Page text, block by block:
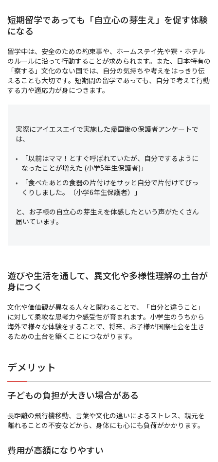
短期留学であっても「自立心の芽生え」を促す体験
になる
留学中は、安全のための約束事や、ホームステイ先や寮・ホテル
のルールに沿って行動することが求められます。また、日本特有の
「察する」文化のない国では、自分の気持ちや考えをはっきり伝
えることも大切です。短期間の留学であっても、自分で考えて行動
する力や適応力が身につきます。
実際にアイエスエイで実施した帰国後の保護者アンケートで
は、
「以前はママ！とすぐ呼ばれていたが、自分でするように
なったことが増えた (小学5年生保護者) 」
「食べたあとの食器の片付けをサッと自分で片付けてびっ
くりしました。（小学6年生保護者）」
と、お子様の自立心の芽生えを体感したという声がたくさん
届いています。
遊びや生活を通して、異文化や多様性理解の土台が
身につく
文化や価値観が異なる人々と関わることで、「自分と違うこと」
に対して柔軟な思考力や感受性が育まれます。小学生のうちから
海外で様々な体験をすることで、将来、お子様が国際社会を生き
るための土台を築くことにつながります。
デメリット
子どもの負担が大きい場合がある
長距離の飛行機移動、言葉や文化の違いによるストレス、親元を
離れることの不安などから、身体にも心にも負荷がかかります。
費用が高額になりやすい